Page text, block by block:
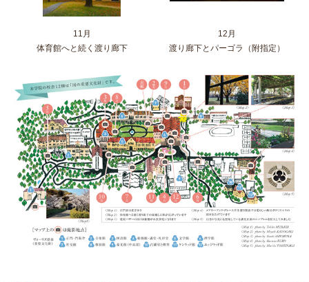
11月
体育館へと続く渡り廊下
12月
渡り廊下とパーゴラ（附指定）